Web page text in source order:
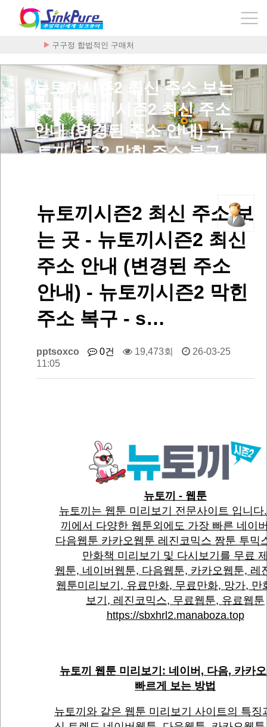
구구정 합법적인 구매처
뉴토끼시즌2 최신 주소 보는
곳 - 뉴토끼시즌2 최신 주소
안내 (변경된 주소 안내) - 뉴
토끼시즌2 막힌 주소 복구 -
뉴토끼시즌2 최신 주소 보
는 곳 - 뉴토끼시즌2 최신
주소 안내 (변경된 주소
안내) - 뉴토끼시즌2 막힌
주소 복구 - s…
pptsoxco 0건 19,473회
26-03-25
11:05
뉴토끼 - 웹툰
뉴토끼는 웹툰 미리보기 전문사이트 입니다
끼에서 다양한 웹툰외에도 가장 빠른 네이
다음웹툰 카카오웹툰 레진코믹스 짬툰 투믹
만화책 미리보기 및 다시보기를 무료
웹툰, 네이버웹툰, 다음웹툰, 카카오웹툰, 레
웹툰미리보기, 유료만화, 무료만화, 망가, 만
보기, 레진코믹스, 무료웹툰, 유료웹툰
https://sbxhrl2.manaboza.top
뉴토끼 웹툰 미리보기: 네이버, 다음, 카카
빠르게 보는 방법
뉴토끼와 같은 웹툰 미리보기 사이트의 특징